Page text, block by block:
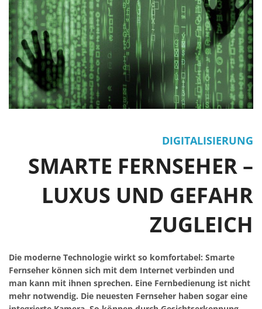
DIGITALISIERUNG
SMARTE FERNSEHER –
LUXUS UND GEFAHR
ZUGLEICH
Die moderne Technologie wirkt so komfortabel: Smarte
Fernseher können sich mit dem Internet verbinden und
man kann mit ihnen sprechen. Eine Fernbedienung ist nicht
mehr notwendig. Die neuesten Fernseher haben sogar eine